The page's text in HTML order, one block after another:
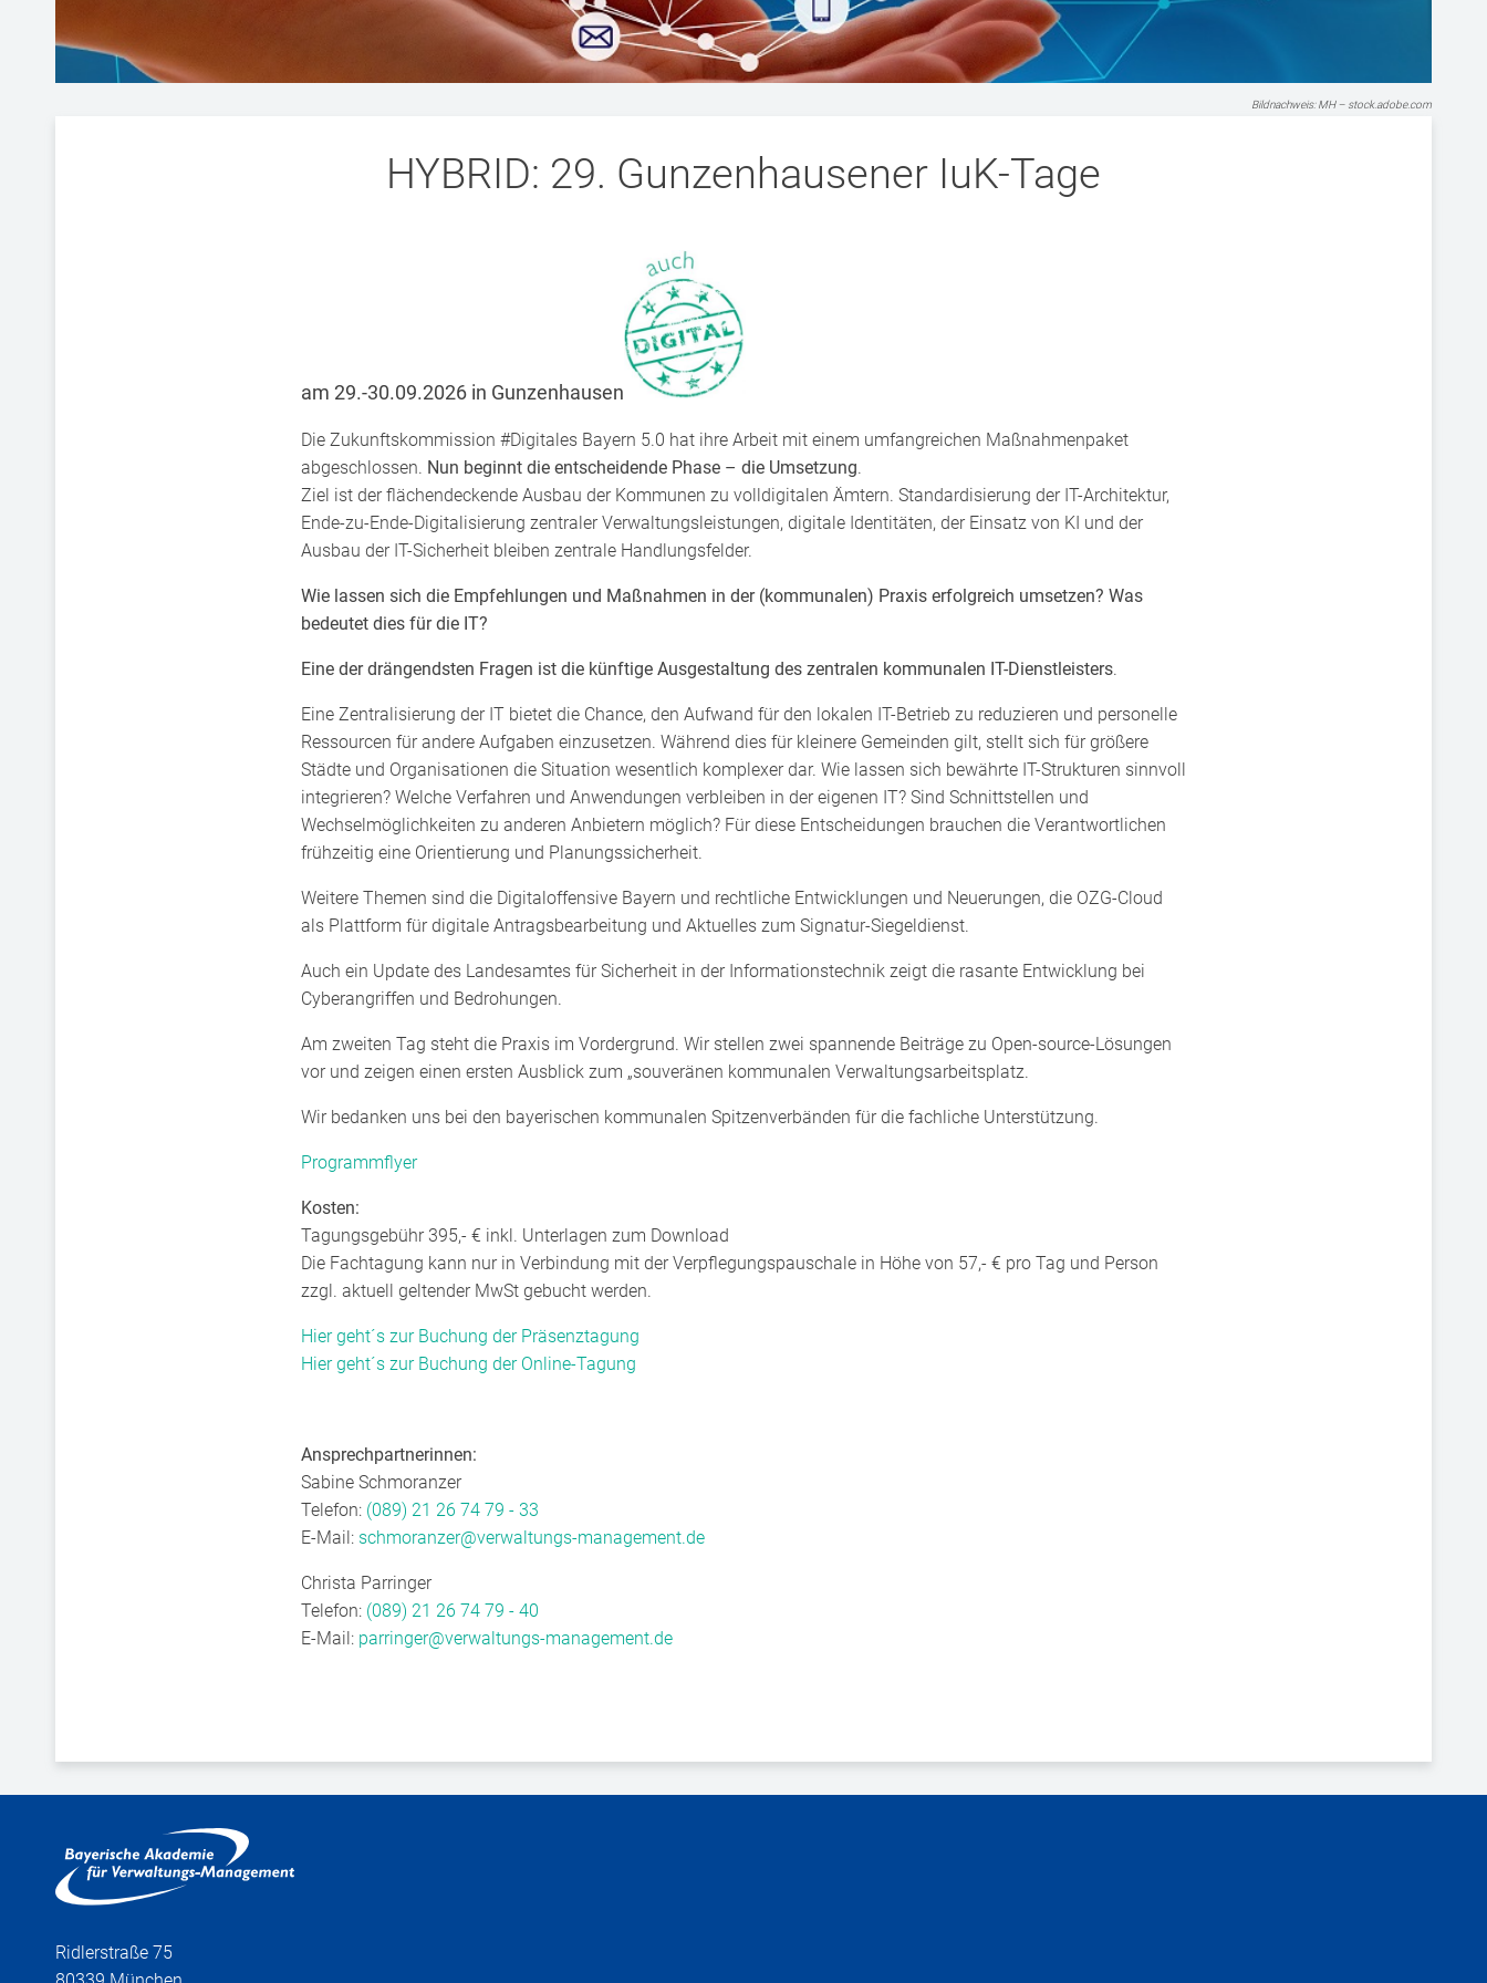
Bildnachweis: MH – stock.adobe.com
HYBRID: 29. Gunzenhausener IuK-Tage
am 29.-30.09.2026 in Gunzenhausen
Die Zukunftskommission #Digitales Bayern 5.0 hat ihre Arbeit mit einem umfangreichen Maßnahmenpaket
abgeschlossen. Nun beginnt die entscheidende Phase – die Umsetzung.
Ziel ist der flächendeckende Ausbau der Kommunen zu volldigitalen Ämtern. Standardisierung der IT-Architektur,
Ende-zu-Ende-Digitalisierung zentraler Verwaltungsleistungen, digitale Identitäten, der Einsatz von KI und der
Ausbau der IT-Sicherheit bleiben zentrale Handlungsfelder.
Wie lassen sich die Empfehlungen und Maßnahmen in der (kommunalen) Praxis erfolgreich umsetzen? Was
bedeutet dies für die IT?
Eine der drängendsten Fragen ist die künftige Ausgestaltung des zentralen kommunalen IT-Dienstleisters.
Eine Zentralisierung der IT bietet die Chance, den Aufwand für den lokalen IT-Betrieb zu reduzieren und personelle
Ressourcen für andere Aufgaben einzusetzen. Während dies für kleinere Gemeinden gilt, stellt sich für größere
Städte und Organisationen die Situation wesentlich komplexer dar. Wie lassen sich bewährte IT-Strukturen sinnvoll
integrieren? Welche Verfahren und Anwendungen verbleiben in der eigenen IT? Sind Schnittstellen und
Wechselmöglichkeiten zu anderen Anbietern möglich? Für diese Entscheidungen brauchen die Verantwortlichen
frühzeitig eine Orientierung und Planungssicherheit.
Weitere Themen sind die Digitaloffensive Bayern und rechtliche Entwicklungen und Neuerungen, die OZG-Cloud
als Plattform für digitale Antragsbearbeitung und Aktuelles zum Signatur-Siegeldienst.
Auch ein Update des Landesamtes für Sicherheit in der Informationstechnik zeigt die rasante Entwicklung bei
Cyberangriffen und Bedrohungen.
Am zweiten Tag steht die Praxis im Vordergrund. Wir stellen zwei spannende Beiträge zu Open-source-Lösungen
vor und zeigen einen ersten Ausblick zum „souveränen kommunalen Verwaltungsarbeitsplatz.
Wir bedanken uns bei den bayerischen kommunalen Spitzenverbänden für die fachliche Unterstützung.
Programmflyer
Kosten:
Tagungsgebühr 395,- € inkl. Unterlagen zum Download
Die Fachtagung kann nur in Verbindung mit der Verpflegungspauschale in Höhe von 57,- € pro Tag und Person
zzgl. aktuell geltender MwSt gebucht werden.
Hier geht´s zur Buchung der Präsenztagung
Hier geht´s zur Buchung der Online-Tagung
Ansprechpartnerinnen:
Sabine Schmoranzer
Telefon: (089) 21 26 74 79 - 33
E-Mail: schmoranzer@verwaltungs-management.de
Christa Parringer
Telefon: (089) 21 26 74 79 - 40
E-Mail: parringer@verwaltungs-management.de
Ridlerstraße 75